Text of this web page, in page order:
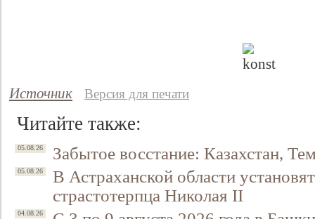
Источник Версия для печати
Читайте также:
05.08.26 Забытое восстание: Казахстан,
05.08.26
В Астраханской области
страстотерпца Николая II
04.08.26